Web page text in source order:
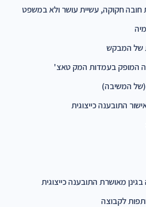
חובה חקוקה, עשיית עושר ולא במשפט
של המבקש
המופק בעמדות המק טאצ'
(של המשיבה)
התובענה כייצוגית
מאושרת התובענה כייצוגית
לקבוצה